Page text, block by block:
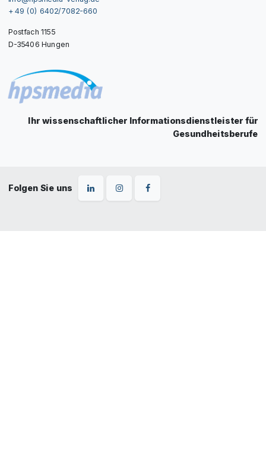
+ 49 (0) 6402/7082-660
Postfach 1155
D-35406 Hungen
Ihr wissenschaftlicher Informationsdienstleister für
Gesundheitsberufe
Folgen Sie uns